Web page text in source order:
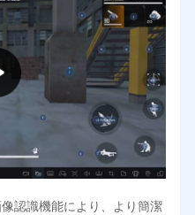
認識機能により、より簡潔